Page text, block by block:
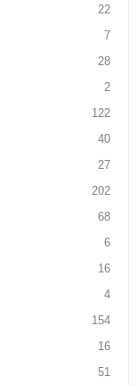
22
7
28
2
122
40
27
202
68
6
16
4
154
16
51